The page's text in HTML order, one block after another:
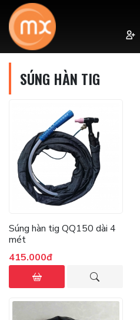
SÚNG HÀN TIG
Súng hàn tig QQ150 dài 4
mét
415.000đ